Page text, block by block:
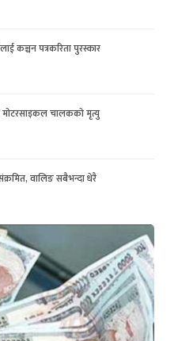
कञ्चन पत्रकरिता पुरस्कार
मोटरसाइकल चालकको मृत्यु
वालिङ सबैभन्दा धेरै